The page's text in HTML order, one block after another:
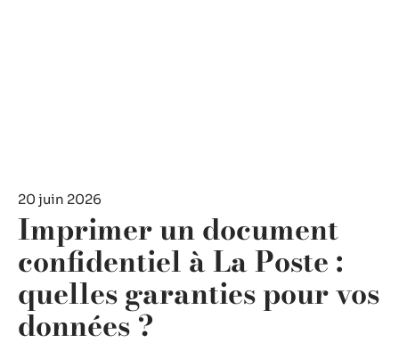
20 juin 2026
Imprimer un document
confidentiel à La Poste :
quelles garanties pour vos
données ?